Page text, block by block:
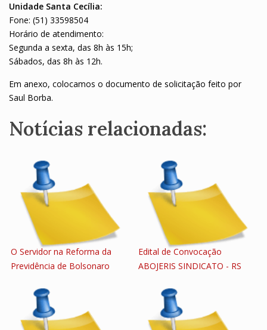
Unidade Santa Cecília:
Fone: (51) 33598504
Horário de atendimento:
Segunda a sexta, das 8h às 15h;
Sábados, das 8h às 12h.
Em anexo, colocamos o documento de solicitação feito por
Saul Borba.
Notícias relacionadas:
O Servidor na Reforma da
Previdência de Bolsonaro
Edital de Convocação
ABOJERIS SINDICATO - RS